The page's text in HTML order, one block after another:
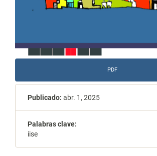
PDF
Publicado: abr. 1, 2025
Palabras clave:
iise